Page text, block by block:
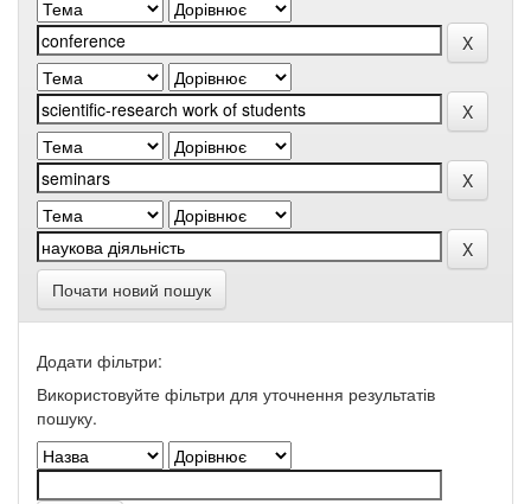
Почати новий пошук
Додати фільтри:
Використовуйте фільтри для уточнення результатів
пошуку.